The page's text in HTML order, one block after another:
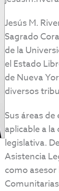
Jesús M.
Sagrado
de la
el Estado
de Nueva
diversos
Sus áreas
aplicable a
legislativa.
Asistencia
como